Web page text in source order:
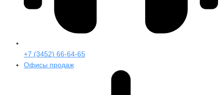
+7 (3452) 66-64-65
Офисы продаж